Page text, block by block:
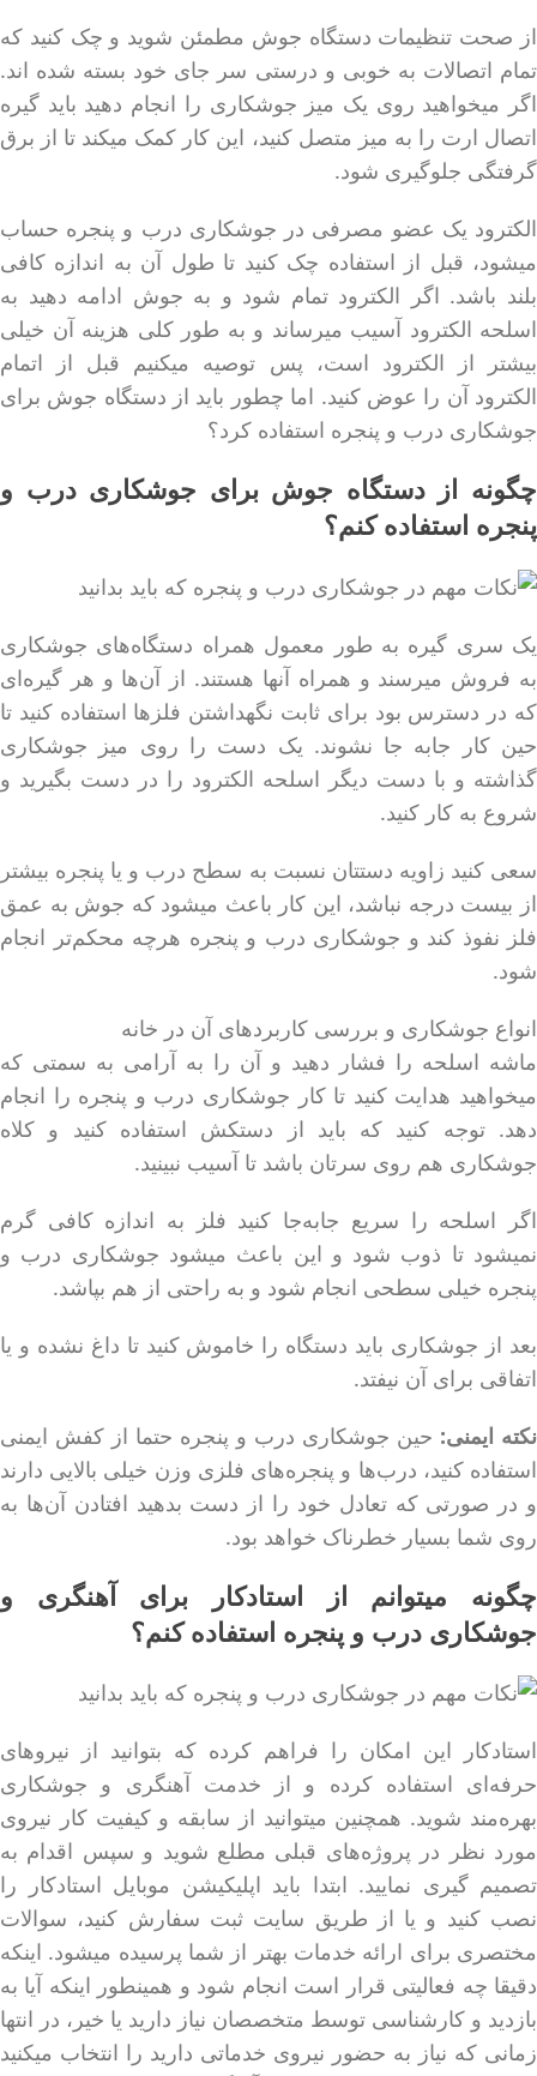
از صحت تنظیمات دستگاه جوش مطمئن شوید و چک کنید که
تمام اتصالات به خوبی و درستی سر جای خود بسته شده اند.
اگر میخواهید روی یک میز جوشکاری را انجام دهید باید گیره
اتصال ارت را به میز متصل کنید، این کار کمک میکند تا از برق
گرفتگی جلوگیری شود.
الکترود یک عضو مصرفی در جوشکاری درب و پنجره حساب
میشود، قبل از استفاده چک کنید تا طول آن به اندازه کافی
بلند باشد. اگر الکترود تمام شود و به جوش ادامه دهید به
اسلحه الکترود آسیب میرساند و به طور کلی هزینه آن خیلی
بیشتر از الکترود است، پس توصیه میکنیم قبل از اتمام
الکترود آن را عوض کنید. اما چطور باید از دستگاه جوش برای
جوشکاری درب و پنجره استفاده کرد؟
چگونه از دستگاه جوش برای جوشکاری درب و
پنجره استفاده کنم؟
یک سری گیره به طور معمول همراه دستگاه‌های جوشکاری
به فروش میرسند و همراه آنها هستند. از آن‌ها و هر گیره‌ای
که در دسترس بود برای ثابت نگهداشتن فلز‌ها استفاده کنید تا
حین کار جابه جا نشوند. یک دست را روی میز جوشکاری
گذاشته و با دست دیگر اسلحه الکترود را در دست بگیرید و
شروع به کار کنید.
سعی کنید زاویه دستتان نسبت به سطح درب و یا پنجره بیشتر
از بیست درجه نباشد، این کار باعث میشود که جوش به عمق
فلز نفوذ کند و جوشکاری درب و پنجره هرچه محکم‌تر انجام
شود.
انواع جوشکاری و بررسی کاربردهای آن در خانه
ماشه اسلحه را فشار دهید و آن را به آرامی به سمتی که
میخواهید هدایت کنید تا کار جوشکاری درب و پنجره را انجام
دهد. توجه کنید که باید از دستکش استفاده کنید و کلاه
جوشکاری هم روی سرتان باشد تا آسیب نبینید.
اگر اسلحه را سریع جابه‌جا کنید فلز به اندازه کافی گرم
نمیشود تا ذوب شود و این باعث میشود جوشکاری درب و
پنجره خیلی سطحی انجام شود و به راحتی از هم بپاشد.
بعد از جوشکاری باید دستگاه را خاموش کنید تا داغ نشده و یا
اتفاقی برای آن نیفتد.
نکته ایمنی: حین جوشکاری درب و پنجره حتما از کفش ایمنی
استفاده کنید، درب‌ها و پنجره‌های فلزی وزن خیلی بالایی دارند
و در صورتی که تعادل خود را از دست بدهید افتادن آن‌ها به
روی شما بسیار خطرناک خواهد بود.
چگونه میتوانم از استادکار برای آهنگری و
جوشکاری درب و پنجره استفاده کنم؟
استادکار این امکان را فراهم کرده که بتوانید از نیروهای
حرفه‌ای استفاده کرده و از خدمت آهنگری و جوشکاری
بهره‌مند شوید. همچنین میتوانید از سابقه و کیفیت کار نیروی
مورد نظر در پروژه‌های قبلی مطلع شوید و سپس اقدام به
تصمیم گیری نمایید. ابتدا باید اپلیکیشن موبایل استادکار را
نصب کنید و یا از طریق سایت ثبت سفارش کنید، سوالات
مختصری برای ارائه خدمات بهتر از شما پرسیده میشود. اینکه
دقیقا چه فعالیتی قرار است انجام شود و همینطور اینکه آیا به
بازدید و کارشناسی توسط متخصصان نیاز دارید یا خیر، در انتها
زمانی که نیاز به حضور نیروی خدماتی دارید را انتخاب میکنید